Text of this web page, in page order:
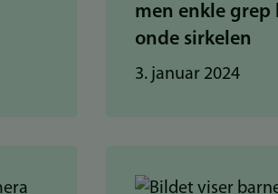
men enkle grep
onde sirkelen
3. januar 2024